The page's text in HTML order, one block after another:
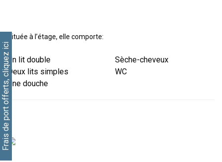
Frais de port offerts, cliquez ici
Située à l’étage, elle comporte:
Un lit double
Deux lits simples
Une douche
Sèche-cheveux
WC